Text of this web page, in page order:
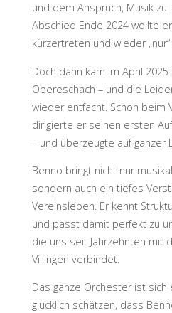
und dem Anspruch, Musik zu
Abschied Ende 2024 wollte
kürzertreten und wieder
Doch dann kam im April
Obereschach – und die
wieder entfacht. Schon beim
dirigierte er seinen ersten
– und überzeugte auf ganzer
Benno bringt nicht nur
sondern auch ein tiefes
Vereinsleben. Er kennt
und passt damit perfekt zu
die uns seit Jahrzehnten mit
Villingen verbindet.
Das ganze Orchester ist sich
glücklich schätzen, dass